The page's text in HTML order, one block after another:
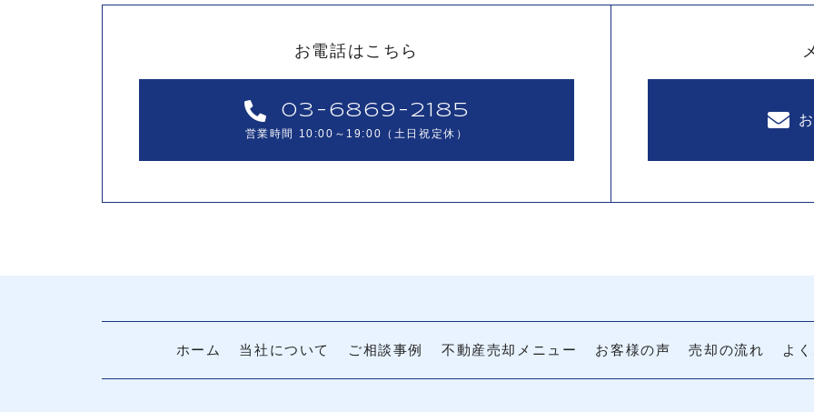
お電話はこちら
03-6869-2185
営業時間 10:00～19:00（土日祝定休）
ホーム 当社について ご相談事例 不動産売却メニュー お客様の声 売却の流れ よ